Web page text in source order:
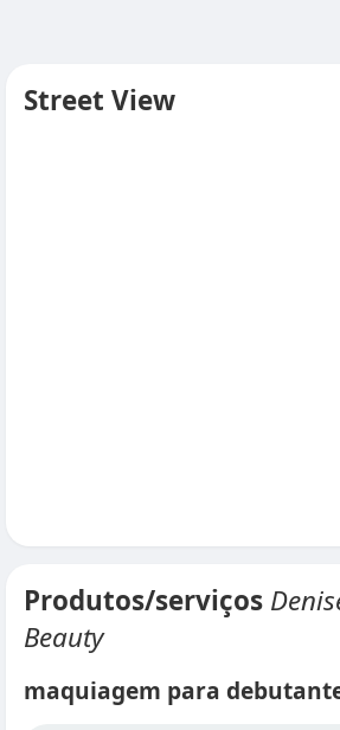
Street View
Produtos/serviços
Beauty
maquiagem para